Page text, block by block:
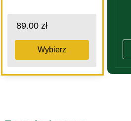
89.00 zł
Wybierz